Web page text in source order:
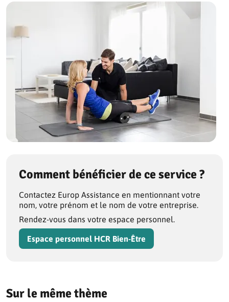
Comment bénéficier de ce service ?
Contactez Europ Assistance en mentionnant votre
nom, votre prénom et le nom de votre entreprise.
Rendez-vous dans votre espace personnel.
Espace personnel HCR Bien-Être
Sur le même thème